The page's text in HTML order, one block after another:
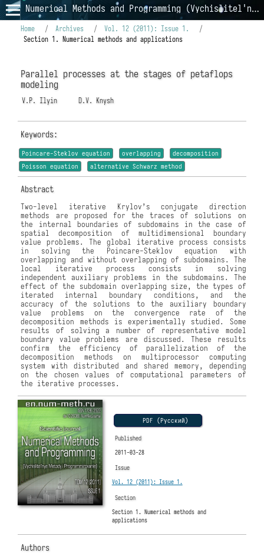
Numerical Methods and Programming (Vychislitel'nye Metody i Programmirovanie)
Home / Archives / Vol. 12 (2011): Issue 1.
/
Section 1. Numerical methods and applications
Parallel processes at the stages of petaflops
modeling
V.P. Ilyin D.V. Knysh
Keywords:
Poincare-Steklov equation overlapping
decomposition
Poisson equation
alternative Schwarz method
Abstract
Two-level iterative Krylov’s conjugate direction
methods are proposed for the traces of solutions on
the internal boundaries of subdomains in the case of
spatial decomposition of multidimensional boundary
value problems. The global iterative process consists
in solving the Poincare-Steklov equation with
overlapping and without overlapping of subdomains. The
local iterative process consists in solving
independent auxiliary problems in the subdomains. The
effect of the subdomain overlapping size, the types of
iterated internal boundary conditions, and the
accuracy of the solutions to the auxiliary boundary
value problems on the convergence rate of the
decomposition methods is experimentally studied. Some
results of solving a number of representative model
boundary value problems are discussed. These results
confirm the efficiency of parallelization of the
decomposition methods on multiprocessor computing
system with distributed and shared memory, depending
on the chosen values of computational parameters of
the iterative processes.
PDF (Русский)
Published
2011-03-28
Issue
Vol. 12 (2011): Issue 1.
Section
Section 1. Numerical methods and
applications
Authors